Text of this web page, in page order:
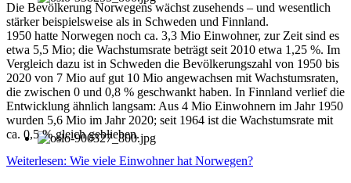
Die Bevölkerung Norwegens wächst zusehends – und wesentlich
stärker beispielsweise als in Schweden und Finnland.
1950 hatte Norwegen noch ca. 3,3 Mio Einwohner, zur Zeit sind es
etwa 5,5 Mio; die Wachstumsrate beträgt seit 2010 etwa 1,25 %. Im
Vergleich dazu ist in Schweden die Bevölkerungszahl von 1950 bis
2020 von 7 Mio auf gut 10 Mio angewachsen mit Wachstumsraten,
die zwischen 0 und 0,8 % geschwankt haben. In Finnland verlief die
Entwicklung ähnlich langsam: Aus 4 Mio Einwohnern im Jahr 1950
wurden 5,6 Mio im Jahr 2020; seit 1964 ist die Wachstumsrate mit
ca. 0,5 % gleich geblieben.
Weiterlesen: Wie viele Einwohner hat Norwegen?